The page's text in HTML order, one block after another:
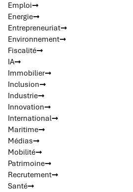
Emploi
Energie
Entrepreneuriat
Environnement
Fiscalité
IA
Immobilier
Inclusion
Industrie
Innovation
International
Maritime
Médias
Mobilité
Patrimoine
Recrutement
Santé